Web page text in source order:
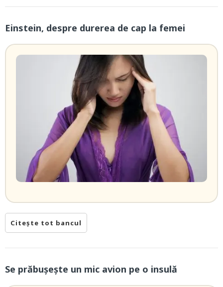
Einstein, despre durerea de cap la femei
Citește tot bancul
Se prăbușește un mic avion pe o insulă